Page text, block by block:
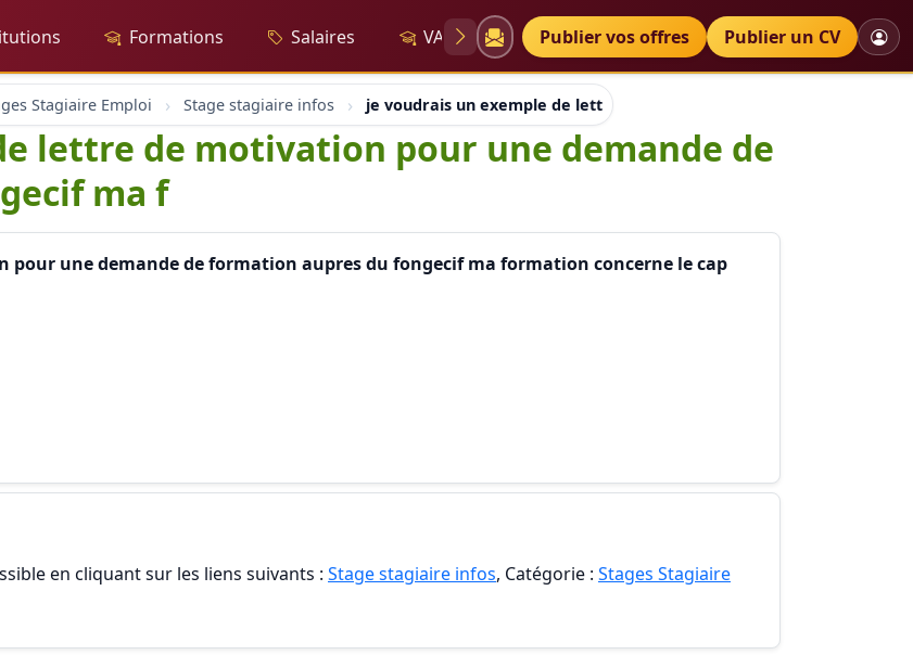
Formations Salaires VAE Diplômes Petites annonces
Publier vos offres Publier un CV
Stagiaire Emploi Stage stagiaire infos je voudrais un exemple de lettre de motivation pour une demande
lettre de motivation pour une demande de
ma f
une demande de formation aupres du fongecif ma formation concerne le cap
en cliquant sur les liens suivants : Stage stagiaire infos, Catégorie : Stages Stagiaire